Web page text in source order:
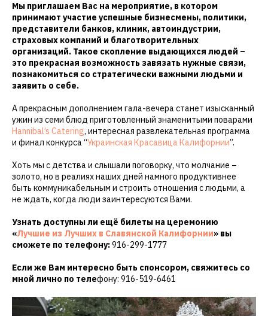
Мы приглашаем Вас на мероприятие, в котором
принимают участие успешные бизнесмены, политики,
представители банков, клиник, автоиндустрии,
страховых компаний и благотворительных
организаций. Такое скопление выдающихся людей –
это прекрасная возможность завязать нужные связи,
познакомиться со стратегически важными людьми и
заявить о себе.
А прекрасным дополнением гала-вечера станет изысканный
ужин из семи блюд приготовленный знаменитыми поварами
Hannibal’s Catering, интересная развлекательная программа
и финал конкурса “Украинская Красавица Калифорнии”.
Хоть мы с детства и слышали поговорку, что молчание –
золото, но в реалиях наших дней намного продуктивнее
быть коммуникабельным и строить отношения с людьми, а
не ждать, когда люди заинтересуются Вами.
Узнать доступны ли ещё билеты на церемонию
«Лучшие из Лучших в Славянской Калифорнии» вы
сможете по телефону:916-299-1777
Если же Вам интересно быть спонсором, свяжитесь со
мной лично по телефону: 916-519-6461